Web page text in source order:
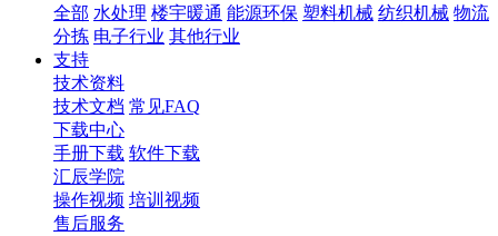
全部 水处理 楼宇暖通 能源环保 塑料机械 纺织机械 物流
分拣 电子行业 其他行业
支持
技术资料
技术文档 常见FAQ
下载中心
手册下载 软件下载
汇辰学院
操作视频 培训视频
售后服务